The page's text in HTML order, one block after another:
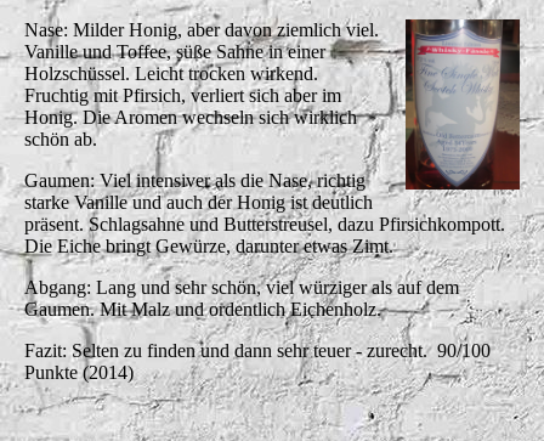
Nase: Milder Honig, aber davon ziemlich viel.
Vanille und Toffee, süße Sahne in einer
Holzschüssel. Leicht trocken wirkend.
Fruchtig mit Pfirsich, verliert sich aber im
Honig. Die Aromen wechseln sich wirklich
schön ab.
Gaumen: Viel intensiver als die Nase, richtig
starke Vanille und auch der Honig ist deutlich
präsent. Schlagsahne und Butterstreusel, dazu Pfirsichkompott.
Die Eiche bringt Gewürze, darunter etwas Zimt.
Abgang: Lang und sehr schön, viel würziger als auf dem
Gaumen. Mit Malz und ordentlich Eichenholz.
Fazit: Selten zu finden und dann sehr teuer - zurecht. 90/100
Punkte (2014)